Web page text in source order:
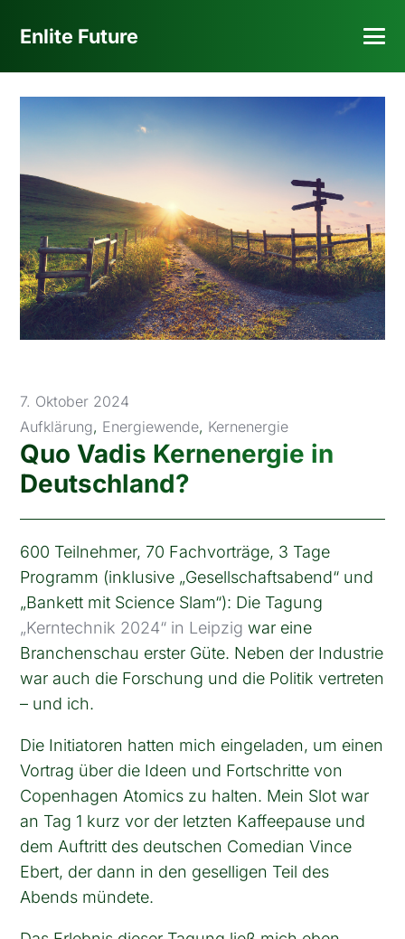
Enlite Future
7. Oktober 2024
Aufklärung, Energiewende, Kernenergie
Quo Vadis Kernenergie in
Deutschland?
600 Teilnehmer, 70 Fachvorträge, 3 Tage
Programm (inklusive „Gesellschaftsabend“ und
„Bankett mit Science Slam“): Die Tagung
„Kerntechnik 2024“ in Leipzig war eine
Branchenschau erster Güte. Neben der Industrie
war auch die Forschung und die Politik vertreten
– und ich.
Die Initiatoren hatten mich eingeladen, um einen
Vortrag über die Ideen und Fortschritte von
Copenhagen Atomics zu halten. Mein Slot war
an Tag 1 kurz vor der letzten Kaffeepause und
dem Auftritt des deutschen Comedian Vince
Ebert, der dann in den geselligen Teil des
Abends mündete.